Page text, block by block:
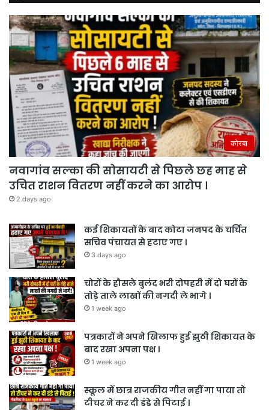
कोरबा
नवागांव सल्का की सोसायटी से पिछले छह माह से
उचित राशन वितरण नहीं करने का आरोप ।
2 days ago
कई शिकायतों के बाद कोटा जनपद के चर्चित
सचिव पंचायत से हटाए गए ।
3 days ago
चोरों के हौसले बुलंद भरी दोपहरी में दो घरों के
तोड़े ताले लाखों की नगदी ले भागे ।
1 week ago
पत्रकारों ने अपने खिलाफ हुई झुठी शिकायत के
बाद रखा अपना पक्ष ।
1 week ago
स्कूल में छात्र राजकीय गीत नहीं गा पाया तो
टीचर ने कर दी डंडे से पिटाई ।